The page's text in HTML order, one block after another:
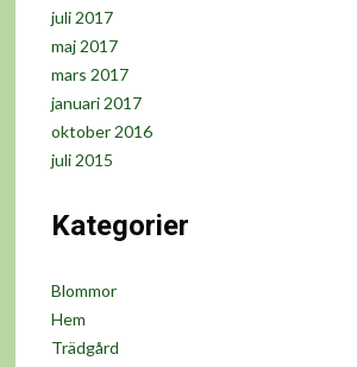
juli 2017
maj 2017
mars 2017
januari 2017
oktober 2016
juli 2015
Kategorier
Blommor
Hem
Trädgård